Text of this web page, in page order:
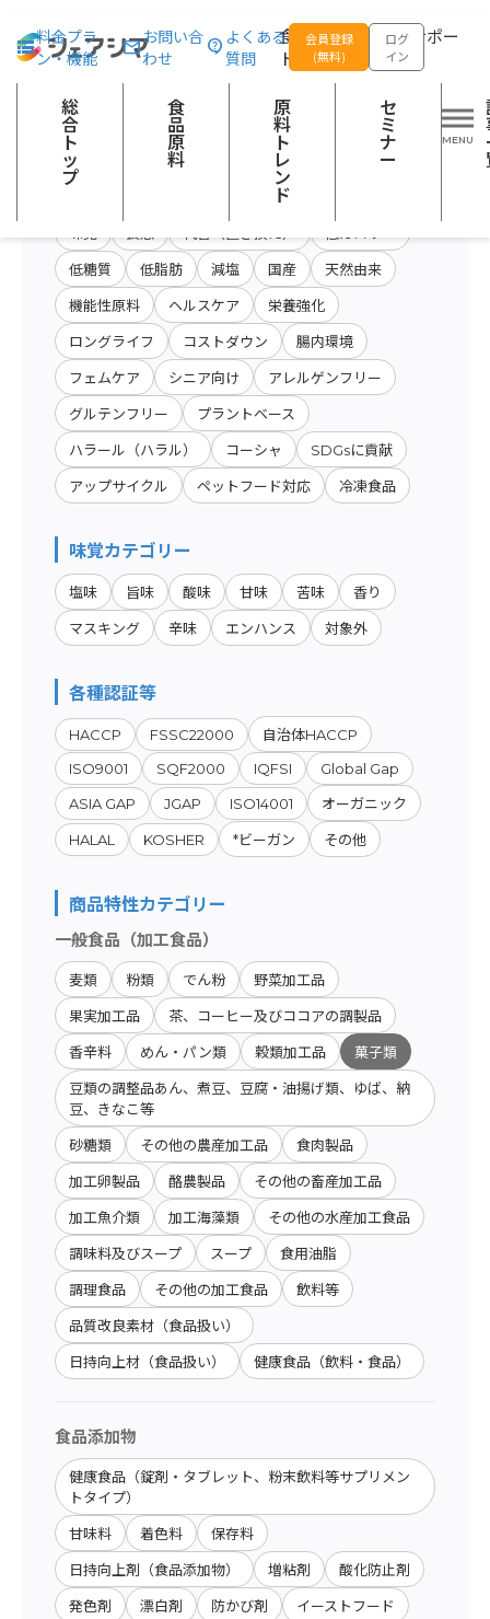
食品の企画開発をサポー
トする
料金プラ
ン・機能
お問い合
わせ
よくある
質問
会員登録
(無料)
ログ
イン
総
合
ト
ッ
プ
食
品
原
料
原
料
ト
レ
ン
ド
セ
ミ
ナ
ー
総合トップ 食品原料 商品特性カテゴリー：菓子類
原料・キーワード
会社名から検索
原料・絞り込み検
索
低糖質 低脂肪 減塩 国産 天然由来
機能性原料 ヘルスケア 栄養強化
ロングライフ コストダウン 腸内環境
フェムケア シニア向け アレルゲンフリー
グルテンフリー プラントベース
ハラール（ハラル） コーシャ SDGsに貢献
アップサイクル ペットフード対応 冷凍食品
味覚カテゴリー
塩味 旨味 酸味 甘味 苦味 香り
マスキング 辛味 エンハンス 対象外
各種認証等
HACCP FSSC22000
自治体HACCP
ISO9001
SQF2000 IQFSI
Global Gap
ASIA GAP
JGAP ISO14001 オーガニック
HALAL KOSHER *ビーガン その他
商品特性カテゴリー
一般食品（加工食品）
麦類 粉類 でん粉 野菜加工品
果実加工品 茶、コーヒー及びココアの調製品
香辛料 めん・パン類 穀類加工品 菓子類
豆類の調整品あん、煮豆、豆腐・油揚げ類、ゆば、納
豆、きなこ等
砂糖類 その他の農産加工品 食肉製品
加工卵製品 酪農製品 その他の畜産加工品
加工魚介類 加工海藻類 その他の水産加工食品
調味料及びスープ スープ 食用油脂
調理食品 その他の加工食品 飲料等
品質改良素材（食品扱い）
日持向上材（食品扱い） 健康食品（飲料・食品）
食品添加物
健康食品（錠剤・タブレット、粉末飲料等サプリメン
トタイプ）
甘味料 着色料 保存料
日持向上剤（食品添加物） 増粘剤 酸化防止剤
発色剤 漂白剤 防かび剤 イーストフード